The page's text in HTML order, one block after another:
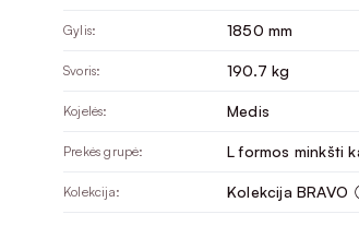
Gylis: 1850 mm
Svoris: 190.7 kg
Kojelės: Medis
Prekės grupė: L formos minkšti
Kolekcija: Kolekcija BRAVO